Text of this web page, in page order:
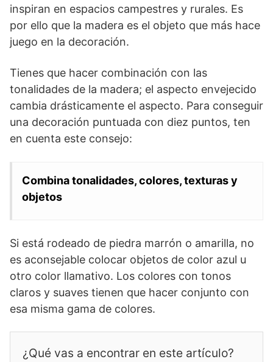
inspiran en espacios campestres y rurales. Es
por ello que la madera es el objeto que más hace
juego en la decoración.
Tienes que hacer combinación con las
tonalidades de la madera; el aspecto envejecido
cambia drásticamente el aspecto. Para conseguir
una decoración puntuada con diez puntos, ten
en cuenta este consejo:
Combina tonalidades, colores, texturas y
objetos
Si está rodeado de piedra marrón o amarilla, no
es aconsejable colocar objetos de color azul u
otro color llamativo. Los colores con tonos
claros y suaves tienen que hacer conjunto con
esa misma gama de colores.
¿Qué vas a encontrar en este artículo?